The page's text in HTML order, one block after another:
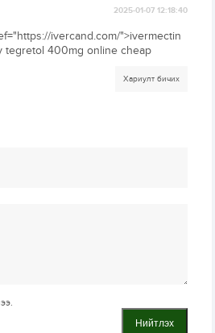
2025-01-07 12:18:40
ivercand.com/">ivermectin
tegretol 400mg online cheap
Хариулт бичих
Нийтлэх